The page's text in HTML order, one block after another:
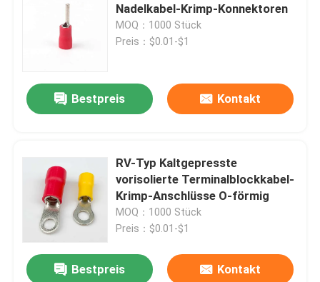
Nadelkabel-Krimp-Konnektoren
MOQ：1000 Stück
Preis：$0.01-$1
Bestpreis Kontakt
RV-Typ Kaltgepresste
vorisolierte Terminalblockkabel-
Krimp-Anschlüsse O-förmig
MOQ：1000 Stück
Preis：$0.01-$1
Bestpreis Kontakt